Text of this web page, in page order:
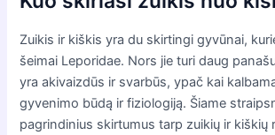
Zuikis ir kiškis yra du skirtingi gyvūnai,
šeimai Leporidae. Nors jie turi daug
yra akivaizdūs ir svarbūs, ypač kai
gyvenimo būdą ir fiziologiją. Šiame
pagrindinius skirtumus tarp zuikių ir kiškių